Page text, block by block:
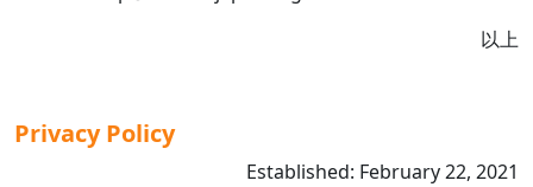
以上
Privacy Policy
Established: February 22, 2021